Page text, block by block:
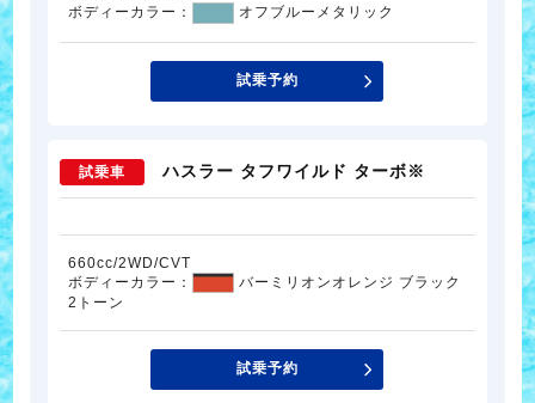
ボディーカラー：
オフブルーメタリック
試乗予約
試乗車 ハスラー タフワイルド ターボ※
660cc/2WD/CVT
ボディーカラー：
バーミリオンオレンジ ブラック
2トーン
試乗予約